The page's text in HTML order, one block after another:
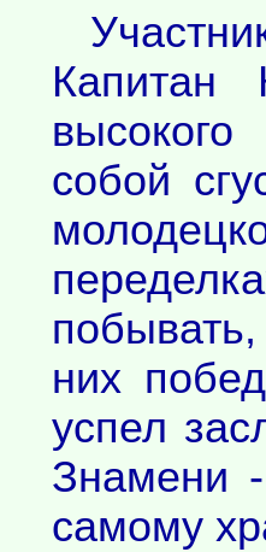
собой
них
успел
Знамени
самому